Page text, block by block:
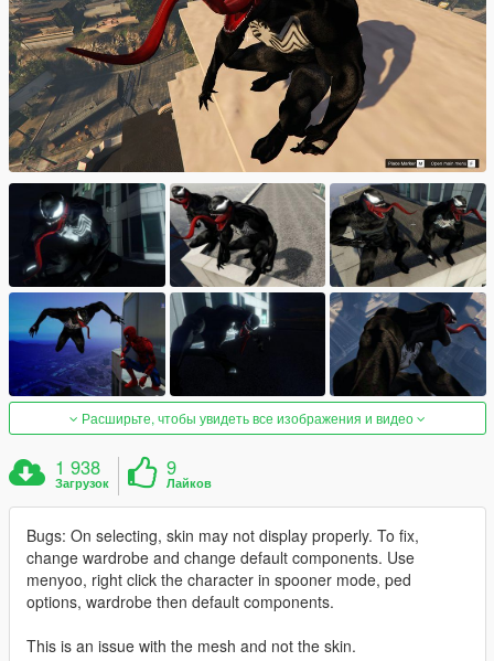
Расширьте, чтобы увидеть все изображения и видео
1 938
Загрузок
9
Лайков
Bugs: On selecting, skin may not display properly. To fix,
change wardrobe and change default components. Use
menyoo, right click the character in spooner mode, ped
options, wardrobe then default components.
This is an issue with the mesh and not the skin.